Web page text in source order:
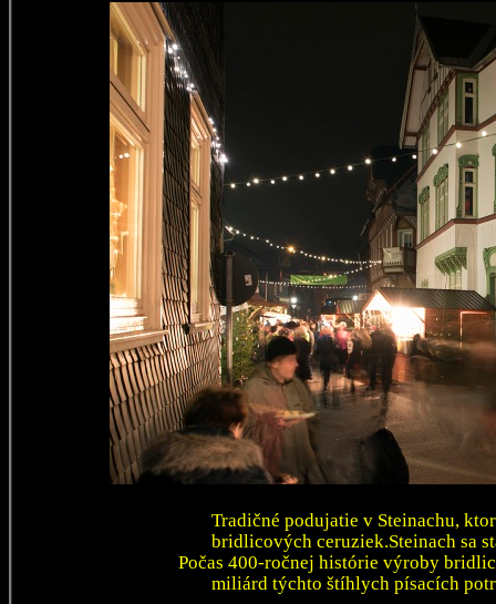
Tradičné podujatie v Steinachu,
bridlicových ceruziek.Steinach sa
Počas 400-ročnej histórie výroby
miliárd týchto štíhlych písacích